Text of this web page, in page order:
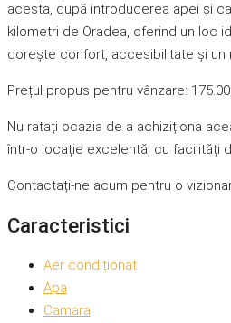
acesta, după introducerea apei și
kilometri de Oradea, oferind un loc
dorește confort, accesibilitate și un
Prețul propus pentru vânzare:
Nu ratați ocazia de a achiziționa
într-o locație excelentă, cu facilități
Contactați-ne acum pentru o
Caracteristici
Aer condiționat
Apa
Camara